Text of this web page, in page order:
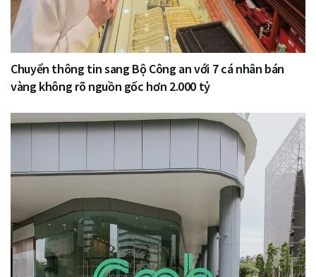
Chuyển thông tin sang Bộ Công an với 7 cá nhân bán
vàng không rõ nguồn gốc hơn 2.000 tỷ